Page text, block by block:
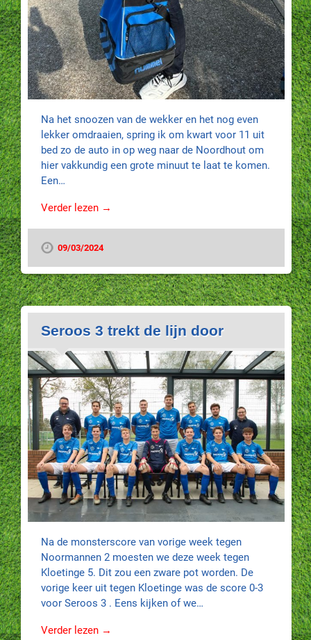
Na het snoozen van de wekker en het nog even
lekker omdraaien, spring ik om kwart voor 11 uit
bed zo de auto in op weg naar de Noordhout om
hier vakkundig een grote minuut te laat te komen.
Een…
Verder lezen →
09/03/2024
Seroos 3 trekt de lijn door
Na de monsterscore van vorige week tegen
Noormannen 2 moesten we deze week tegen
Kloetinge 5. Dit zou een zware pot worden. De
vorige keer uit tegen Kloetinge was de score 0-3
voor Seroos 3 . Eens kijken of we…
Verder lezen →